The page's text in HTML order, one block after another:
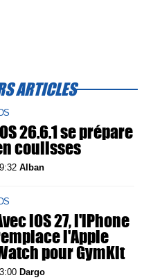
ARTICLES
26.6.1 se prépare
coulisses
Alban
iOS 27, l'iPhone
l'Apple
pour GymKit
Dargo